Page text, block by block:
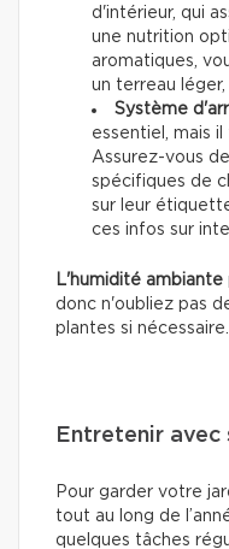
d'intérieur, qui
une nutrition
aromatiques,
un terreau
Système
essentiel, mais
Assurez-vous
spécifiques de
sur leur
ces infos sur
L'humidité ambiante
donc n'oubliez pas
plantes si nécessaire.
Entretenir avec
Pour garder votre
tout au long de
quelques tâches